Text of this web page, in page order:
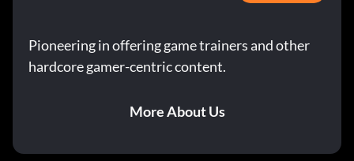
Pioneering in offering game trainers and other
hardcore gamer-centric content.
More About Us